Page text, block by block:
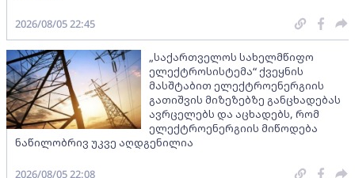
2026/08/05 22:45
„საქართველოს სახელმწიფო
ელექტროსისტემა“ ქვეყნის
მასშტაბით ელექტროენერგიის
გათიშვის მიზეზებზე განცხადებას
ავრცელებს და აცხადებს, რომ
ელექტროენერგიის მიწოდება
ნაწილობრივ უკვე აღდგენილია
2026/08/05 22:08